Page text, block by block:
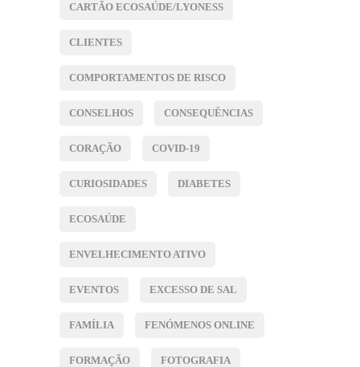
CARTÃO ECOSAÚDE/LYONESS
CLIENTES
COMPORTAMENTOS DE RISCO
CONSELHOS CONSEQUÊNCIAS
CORAÇÃO COVID-19
CURIOSIDADES DIABETES
ECOSAÚDE
ENVELHECIMENTO ATIVO
EVENTOS EXCESSO DE SAL
FAMÍLIA FENÓMENOS ONLINE
FORMAÇÃO FOTOGRAFIA